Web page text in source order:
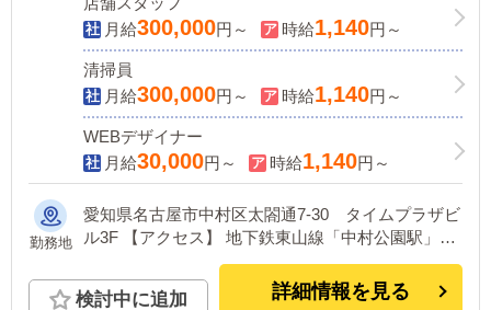
月給300,000円～ 時給1,140円～
清掃員
月給300,000円～ 時給1,140円～
WEBデザイナー
月給30,000円～ 時給1,140円～
勤務地
愛知県名古屋市中村区太閤通7-30 タイムプラザビ
ル3F 【アクセス】 地下鉄東山線「中村公園駅」4
番出口より徒歩5分
検討中に追加 詳細情報を見る